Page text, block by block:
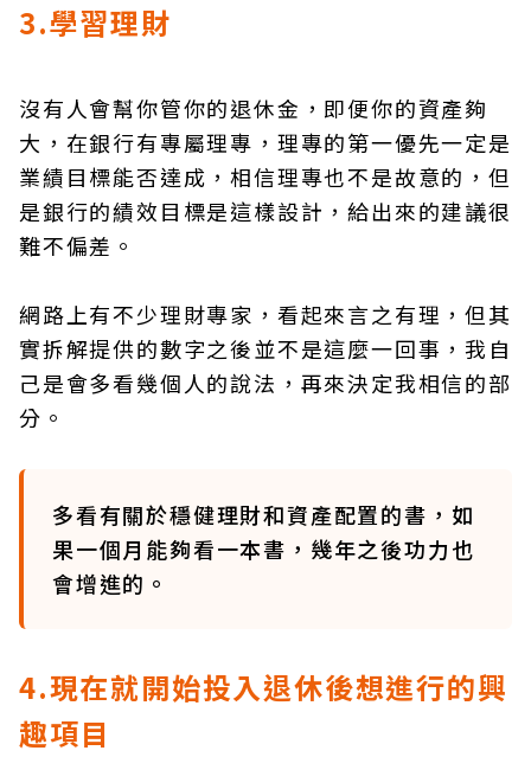
3.學習理財
沒有人會幫你管你的退休金，即便你的資產夠
大，在銀行有專屬理專，理專的第一優先一定是
業績目標能否達成，相信理專也不是故意的，但
是銀行的績效目標是這樣設計，給出來的建議很
難不偏差。
網路上有不少理財專家，看起來言之有理，但其
實拆解提供的數字之後並不是這麼一回事，我自
己是會多看幾個人的說法，再來決定我相信的部
分。
多看有關於穩健理財和資產配置的書，如
果一個月能夠看一本書，幾年之後功力也
會增進的。
4.現在就開始投入退休後想進行的興
趣項目